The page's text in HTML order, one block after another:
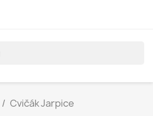
Cvičák Jarpice